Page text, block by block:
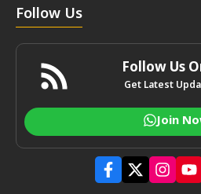
Follow Us
Follow Us
Get Latest
Join